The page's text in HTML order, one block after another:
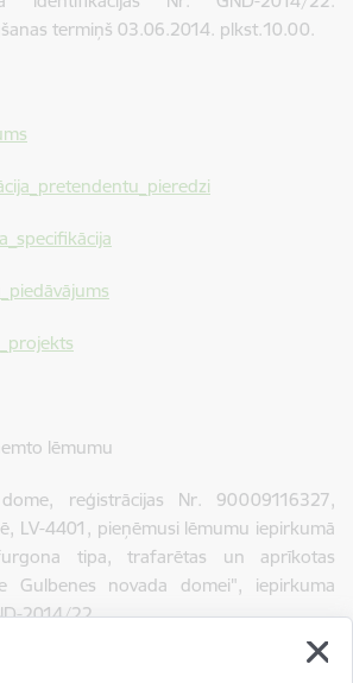
termiņš 03.06.2014. plkst.10.00.
lēmumu
reģistrācijas Nr. 90009116327,
LV-4401, pieņēmusi lēmumu iepirkumā
tipa, trafarētas un aprīkotas
Gulbenes novada domei", iepirkuma
2014/22.
domes iepirkumu komisija 2014.gada
par uzvarētāju SIA "Euro - Auto", reģ.